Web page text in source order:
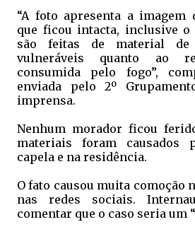
“A foto apresenta a imagem
que ficou intacta, inclusive o
são feitas de material de
vulneráveis quanto ao
consumida pelo fogo”,
enviada pelo 2º
imprensa.
Nenhum morador ficou
materiais foram causados
capela e na residência.
O fato causou muita comoção
nas redes sociais.
comentar que o caso seria um